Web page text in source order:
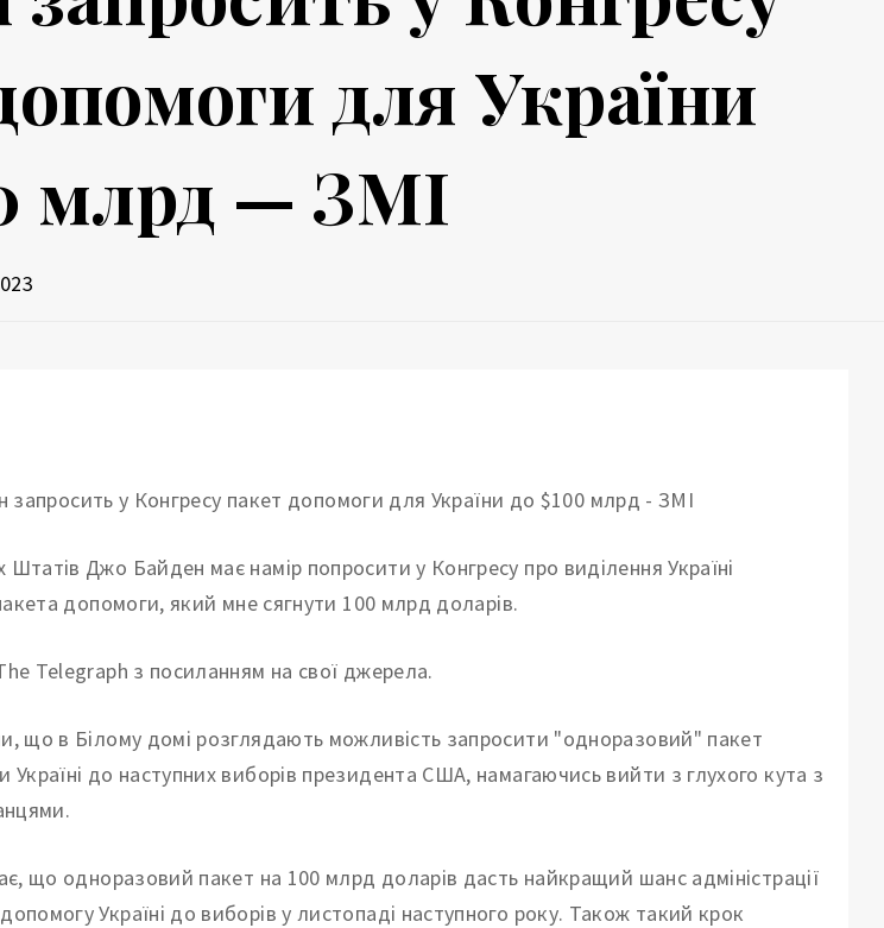
для України
млрд — ЗМІ
Джо Байден має намір попросити у Конгресу про виділення Україні
допомоги, який мне сягнути 100 млрд доларів.
Telegraph з посиланням на свої джерела.
що в Білому домі розглядають можливість запросити "одноразовий" пакет
Україні до наступних виборів президента США, намагаючись вийти з глухого кута з
що одноразовий пакет на 100 млрд доларів дасть найкращий шанс адміністрації
Україні до виборів у листопаді наступного року. Також такий крок